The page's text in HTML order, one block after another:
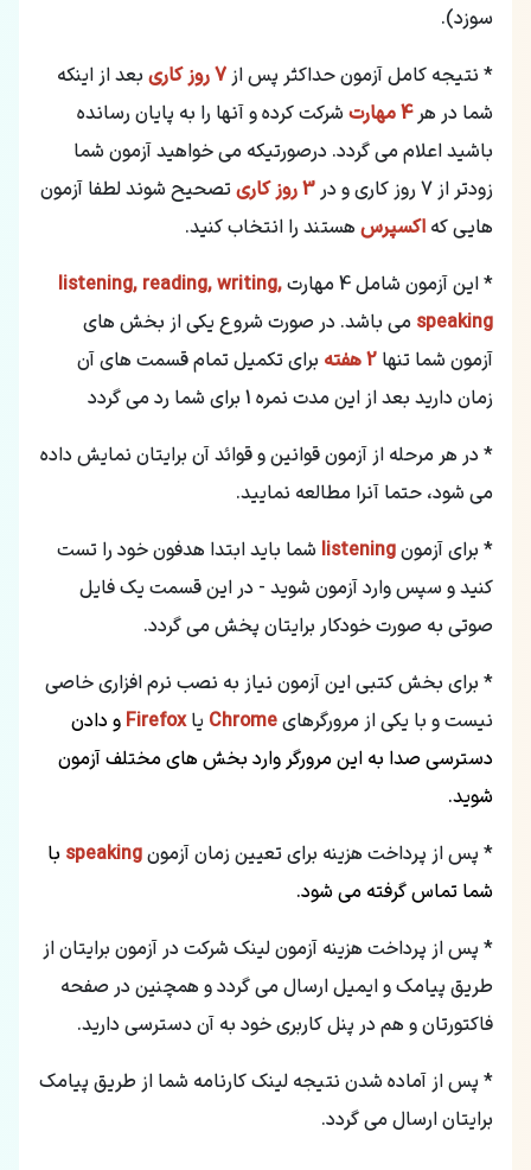
سوزد).
* نتیجه کامل آزمون حداکثر پس از 7 روز کاری
بعد از اینکه
شما در هر4 مهارت
شرکت کرده و آنها را به پایان رسانده
باشید اعلام می گردد. درصورتیکه می خواهید آزمون شما
زودتر از 7 روز کاری و در
تصحیح شوند لطفا آزمون
هایی که اکسپرس هستند را انتخاب کنید.
* این آزمون شامل 4 مهارت
listening, reading, writing,
speaking می باشد. در صورت شروع یکی از بخش های
آزمون شما تنها 2 هفته
برای تکمیل تمام قسمت های آن
زمان دارید بعد از این مدت نمره 1 برای شما رد می گردد
* در هر مرحله از آزمون قوانین و قوائد آن برایتان نمایش داده
می شود، حتما آنرا مطالعه نمایید.
* برای آزمونlistening شما باید ابتدا هدفون خود را تست
کنید و سپس وارد آزمون شوید - در این قسمت یک فایل
صوتی به صورت خودکار برایتان پخش می گردد.
* برای بخش کتبی این آزمون نیاز به نصب نرم افزاری خاصی
نیست و با یکی از مرورگرهایChrome یاFirefox و دادن
دسترسی صدا به این مرورگر وارد بخش های مختلف آزمون
شوید.
* پس از پرداخت هزینه برای تعیین زمان آزمونspeaking با
شما تماس گرفته می شود.
* پس از پرداخت هزینه آزمون لینک شرکت در آزمون برایتان از
طریق پیامک و ایمیل ارسال می گردد و همچنین در صفحه
فاکتورتان و هم در پنل کاربری خود به آن دسترسی دارید.
* پس از آماده شدن نتیجه لینک کارنامه شما از طریق پیامک
برایتان ارسال می گردد.